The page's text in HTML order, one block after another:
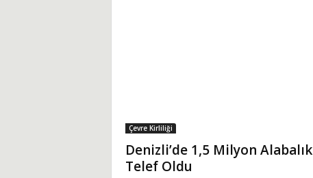
Çevre Kirliliği
Denizli’de 1,5 Milyon Alabalık
Telef Oldu